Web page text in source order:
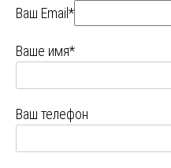
Ваш Email*
Ваше имя*
Ваш телефон